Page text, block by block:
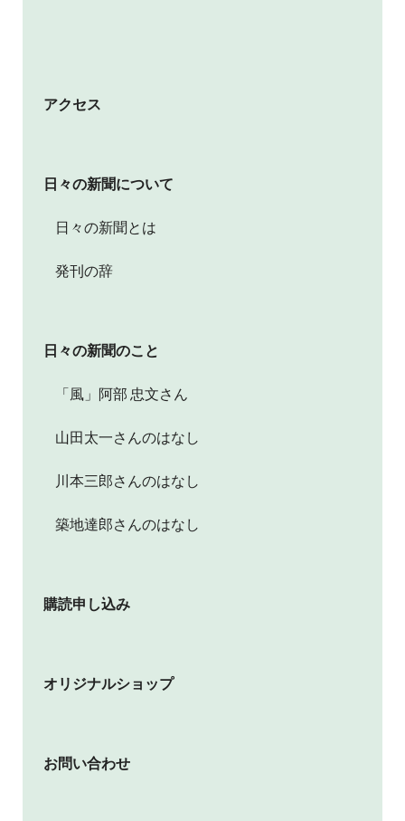
アクセス
日々の新聞について
日々の新聞とは
発刊の辞
日々の新聞のこと
「風」阿部 忠文さん
山田太一さんのはなし
川本三郎さんのはなし
築地達郎さんのはなし
購読申し込み
オリジナルショップ
お問い合わせ